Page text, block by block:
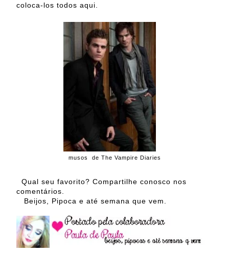
coloca-los todos aqui.
musos de The Vampire Diaries
Qual seu favorito? Compartilhe conosco nos
comentários.
Beijos, Pipoca e até semana que vem.